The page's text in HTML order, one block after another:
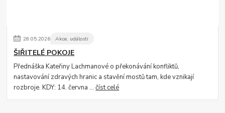
28.05.2026 Akce, události
ŠIŘITELÉ POKOJE
Přednáška Kateřiny Lachmanové o překonávání konfliktů,
nastavování zdravých hranic a stavění mostů tam, kde vznikají
rozbroje. KDY: 14. června ...číst celé